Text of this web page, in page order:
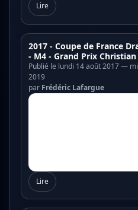
Lire
2017 - Coupe de France
- M4 - Grand Prix
Publié le lundi 14 août 2017 —
2019
par Frédéric Lafargue
Lire